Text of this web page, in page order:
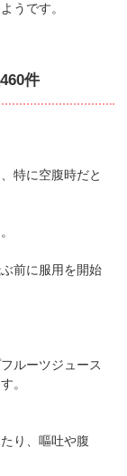
うです。
件
特に空腹時だと
前に服用を開始
ルーツジュース
。
り、嘔吐や腹